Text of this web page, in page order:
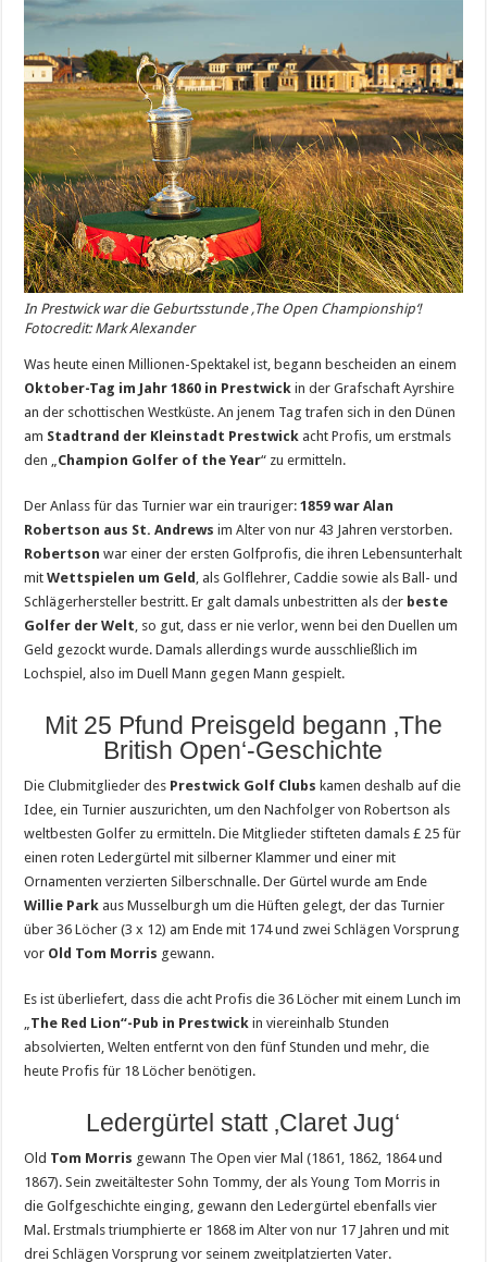
In Prestwick war die Geburtsstunde ‚The Open Championship‘!
Fotocredit: Mark Alexander
Was heute einen Millionen-Spektakel ist, begann bescheiden an einem
Oktober-Tag im Jahr 1860 in Prestwick in der Grafschaft Ayrshire
an der schottischen Westküste. An jenem Tag trafen sich in den Dünen
am Stadtrand der Kleinstadt Prestwick acht Profis, um erstmals
den „Champion Golfer of the Year“ zu ermitteln.
Der Anlass für das Turnier war ein trauriger:1859 war Alan
Robertson aus St. Andrews im Alter von nur 43 Jahren verstorben.
Robertson war einer der ersten Golfprofis, die ihren Lebensunterhalt
mitWettspielen um Geld , als Golflehrer, Caddie sowie als Ball- und
Schlägerhersteller bestritt. Er galt damals unbestritten als der beste
Golfer der Welt, so gut, dass er nie verlor, wenn bei den Duellen um
Geld gezockt wurde. Damals allerdings wurde ausschließlich im
Lochspiel, also im Duell Mann gegen Mann gespielt.
Mit 25 Pfund Preisgeld begann ‚The
British Open‘-Geschichte
Die Clubmitglieder des Prestwick Golf Clubs kamen deshalb auf die
Idee, ein Turnier auszurichten, um den Nachfolger von Robertson als
weltbesten Golfer zu ermitteln. Die Mitglieder stifteten damals £ 25 für
einen roten Ledergürtel mit silberner Klammer und einer mit
Ornamenten verzierten Silberschnalle. Der Gürtel wurde am Ende
Willie Park aus Musselburgh um die Hüften gelegt, der das Turnier
über 36 Löcher (3 x 12) am Ende mit 174 und zwei Schlägen Vorsprung
vor Old Tom Morris gewann.
Es ist überliefert, dass die acht Profis die 36 Löcher mit einem Lunch im
„The Red Lion“-Pub in Prestwick in viereinhalb Stunden
absolvierten, Welten entfernt von den fünf Stunden und mehr, die
heute Profis für 18 Löcher benötigen.
Ledergürtel statt ‚Claret Jug‘
Old Tom Morris gewann The Open vier Mal (1861, 1862, 1864 und
1867). Sein zweitältester Sohn Tommy, der als Young Tom Morris in
die Golfgeschichte einging, gewann den Ledergürtel ebenfalls vier
Mal. Erstmals triumphierte er 1868 im Alter von nur 17 Jahren und mit
drei Schlägen Vorsprung vor seinem zweitplatzierten Vater.